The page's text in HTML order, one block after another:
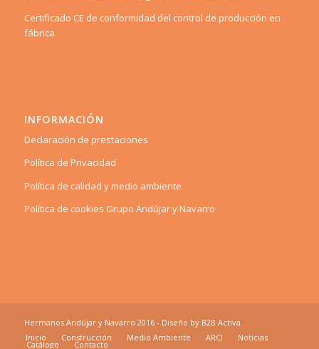
Certificado CE de conformidad del control de producción en
fábrica
INFORMACIÓN
Declaración de prestaciones
Política de Privacidad
Política de calidad y medio ambiente
Política de cookies Grupo Andújar y Navarro
Hermanos Andújar y Navarro 2016 - Diseño by B2B Activa
Inicio
Construcción Medio Ambiente ARCI Noticias
Catálogo Contacto